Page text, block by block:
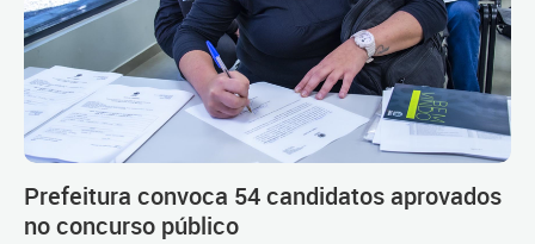
Prefeitura convoca 54 candidatos aprovados
no concurso público